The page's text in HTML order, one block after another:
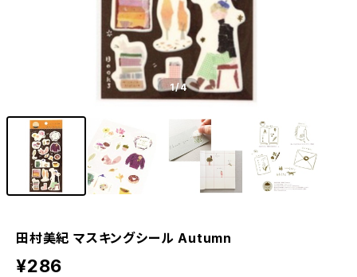
1/4
田村美紀 マスキングシール Autumn
¥286